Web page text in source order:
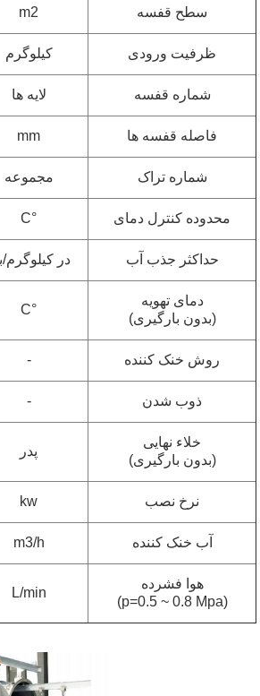
سطح قفسه m2
ظرفیت ورودی کیلوگرم
شماره قفسه لایه ها
فاصله قفسه ها mm
شماره تراک مجموعه
محدوده کنترل دمای °C
حداکثر جذب آب در کیلوگرم/
دمای تهویه
(بدون بارگیری)
°C
روش خنک کننده -
ذوب شدن -
خلاء نهایی
(بدون بارگیری)
پدر
نرخ نصب kw
آب خنک کننده m3/h
هوا فشرده
(p=0.5 ~ 0.8 Mpa)
L/min